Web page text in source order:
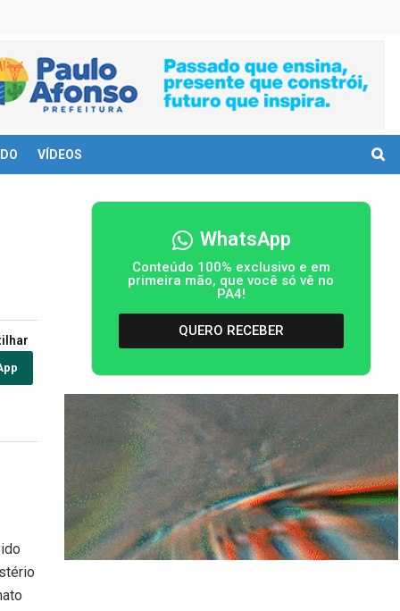
VÍDEOS
WhatsApp
Conteúdo 100% exclusivo e em
primeira mão, que você só vê no
PA4!
QUERO RECEBER